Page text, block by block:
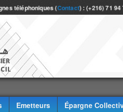
téléphoniques (Contact) : (+216) 71
Emetteurs
Épargne